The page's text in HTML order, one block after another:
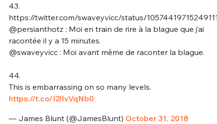
43.
https://twitter.com/swaveyvicc/status/
@persianthotz : Moi en train de rire à la blague que j’ai
racontée il y a 15 minutes.
@swaveyvicc : Moi avant même de raconter la blague.
44.
This is embarrassing on so many levels.
https://t.co/I2lIvVqNb0
— James Blunt (@JamesBlunt) October 31, 2018